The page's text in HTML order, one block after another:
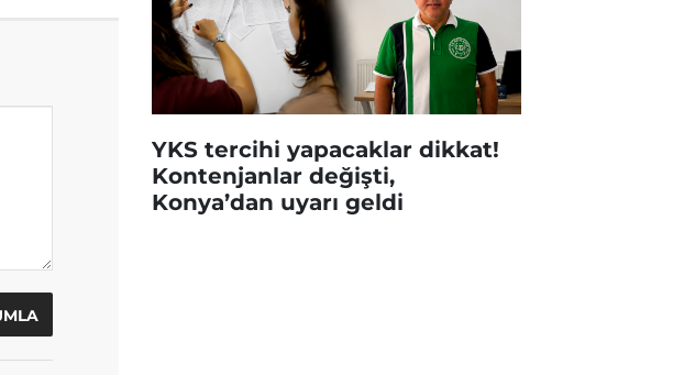
YKS tercihi yapacaklar dikkat!
Kontenjanlar değişti,
Konya’dan uyarı geldi